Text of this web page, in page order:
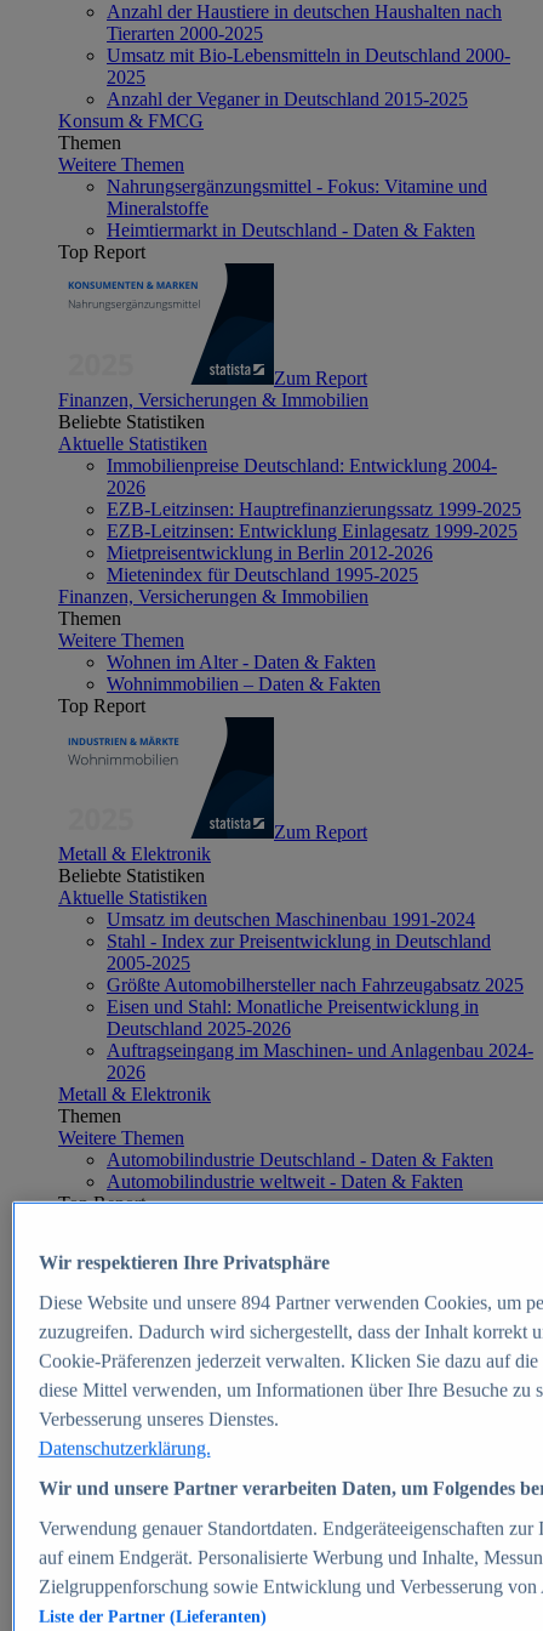
Anzahl der Haustiere in deutschen Haushalten nach
Tierarten 2000-2025
Umsatz mit Bio-Lebensmitteln in Deutschland 2000-
2025
Anzahl der Veganer in Deutschland 2015-2025
Konsum & FMCG
Themen
Weitere Themen
Nahrungsergänzungsmittel - Fokus: Vitamine und
Mineralstoffe
Heimtiermarkt in Deutschland - Daten & Fakten
Top Report
Zum Report
Finanzen, Versicherungen & Immobilien
Beliebte Statistiken
Aktuelle Statistiken
Immobilienpreise Deutschland: Entwicklung 2004-
2026
EZB-Leitzinsen: Hauptrefinanzierungssatz 1999-2025
EZB-Leitzinsen: Entwicklung Einlagesatz 1999-2025
Mietpreisentwicklung in Berlin 2012-2026
Mietenindex für Deutschland 1995-2025
Finanzen, Versicherungen & Immobilien
Themen
Weitere Themen
Wohnen im Alter - Daten & Fakten
Wohnimmobilien – Daten & Fakten
Top Report
Zum Report
Metall & Elektronik
Beliebte Statistiken
Aktuelle Statistiken
Umsatz im deutschen Maschinenbau 1991-2024
Stahl - Index zur Preisentwicklung in Deutschland
2005-2025
Größte Automobilhersteller nach Fahrzeugabsatz 2025
Eisen und Stahl: Monatliche Preisentwicklung in
Deutschland 2025-2026
Auftragseingang im Maschinen- und Anlagenbau 2024-
2026
Metall & Elektronik
Themen
Weitere Themen
Automobilindustrie Deutschland - Daten & Fakten
Automobilindustrie weltweit - Daten & Fakten
Top Report
Zum Report
E-commerce
Beliebte Statistiken
Aktuelle Statistiken
E-Commerce - Entwicklung des Umsatzes in
Deutschland 1999-2025
Umsatz von Amazon in Deutschland und weltweit
2010-2025
B2C-E-Commerce: Top-50 Online Shops in
Deutschland 2024
Marktanteile von Online-Zahlungsverfahren in
Deutschland 2024
Umsatzstarke Warengruppen im Online-Handel in
Deutschland 2023-2025
Wir respektieren Ihre Privatsphäre
Diese Website und unsere 894Partner verwenden Cookies, um
zuzugreifen. Dadurch wird sichergestellt, dass der Inhalt korrekt
Cookie-Präferenzen jederzeit verwalten. Klicken Sie dazu auf
diese Mittel verwenden, um Informationen über Ihre Besuche
Verbesserung unseres Dienstes.
Datenschutzerklärung.
Wir und unsere Partner verarbeiten Daten, um Folgendes
Verwendung genauer Standortdaten. Endgeräteeigenschaften
auf einem Endgerät. Personalisierte Werbung und Inhalte,
Zielgruppenforschung sowie Entwicklung und Verbesserung von
Liste der Partner (Lieferanten)